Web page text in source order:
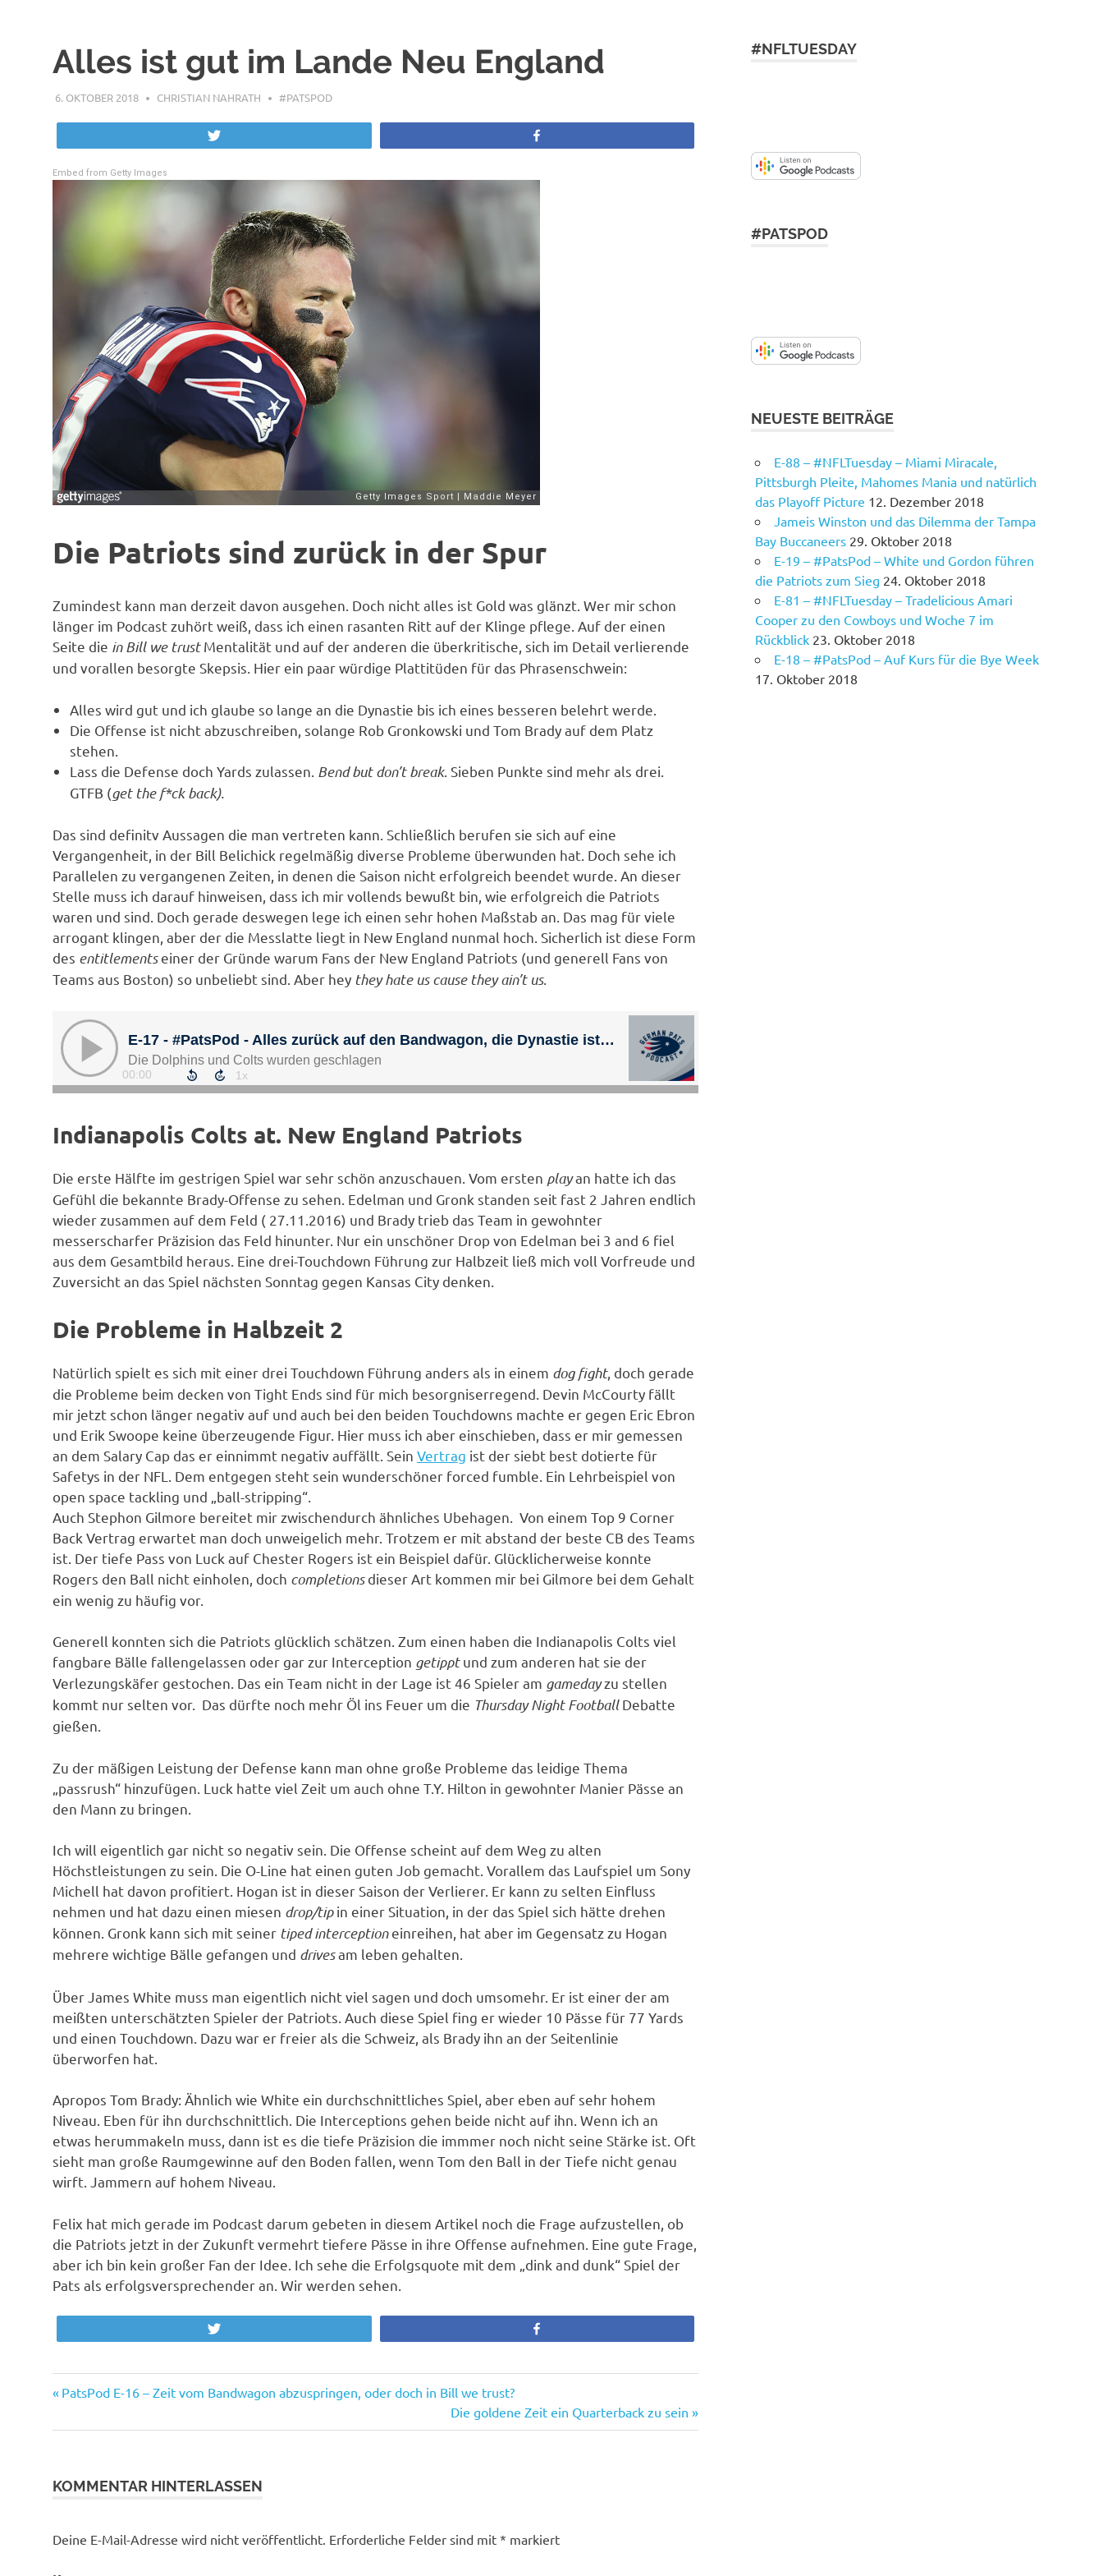
Alles ist gut im Lande Neu England
6. OKTOBER 2018 CHRISTIAN NAHRATH #PATSPOD
Embed from Getty Images
Die Patriots sind zurück in der Spur
Zumindest kann man derzeit davon ausgehen. Doch nicht alles ist Gold was glänzt. Wer mir schon
länger im Podcast zuhört weiß, dass ich einen rasanten Ritt auf der Klinge pflege. Auf der einen
Seite die in Bill we trustMentalität und auf der anderen die überkritische, sich im Detail verlierende
und vorallen besorgte Skepsis. Hier ein paar würdige Plattitüden für das Phrasenschwein:
Alles wird gut und ich glaube so lange an die Dynastie bis ich eines besseren belehrt werde.
Die Offense ist nicht abzuschreiben, solange Rob Gronkowski und Tom Brady auf dem Platz
stehen.
Lass die Defense doch Yards zulassen. Bend but don’t break. Sieben Punkte sind mehr als drei.
GTFB (get the f*ck back).
Das sind definitv Aussagen die man vertreten kann. Schließlich berufen sie sich auf eine
Vergangenheit, in der Bill Belichick regelmäßig diverse Probleme überwunden hat. Doch sehe ich
Parallelen zu vergangenen Zeiten, in denen die Saison nicht erfolgreich beendet wurde. An dieser
Stelle muss ich darauf hinweisen, dass ich mir vollends bewußt bin, wie erfolgreich die Patriots
waren und sind. Doch gerade deswegen lege ich einen sehr hohen Maßstab an. Das mag für viele
arrogant klingen, aber der die Messlatte liegt in New England nunmal hoch. Sicherlich ist diese Form
des entitlementseiner der Gründe warum Fans der New England Patriots (und generell Fans von
Teams aus Boston) so unbeliebt sind. Aber hey they hate us cause they ain’t us.
Indianapolis Colts at. New England Patriots
Die erste Hälfte im gestrigen Spiel war sehr schön anzuschauen. Vom ersten playan hatte ich das
Gefühl die bekannte Brady-Offense zu sehen. Edelman und Gronk standen seit fast 2 Jahren endlich
wieder zusammen auf dem Feld ( 27.11.2016) und Brady trieb das Team in gewohnter
messerscharfer Präzision das Feld hinunter. Nur ein unschöner Drop von Edelman bei 3 and 6 fiel
aus dem Gesamtbild heraus. Eine drei-Touchdown Führung zur Halbzeit ließ mich voll Vorfreude und
Zuversicht an das Spiel nächsten Sonntag gegen Kansas City denken.
Die Probleme in Halbzeit 2
Natürlich spielt es sich mit einer drei Touchdown Führung anders als in einem dog fight, doch gerade
die Probleme beim decken von Tight Ends sind für mich besorgniserregend. Devin McCourty fällt
mir jetzt schon länger negativ auf und auch bei den beiden Touchdowns machte er gegen Eric Ebron
und Erik Swoope keine überzeugende Figur. Hier muss ich aber einschieben, dass er mir gemessen
an dem Salary Cap das er einnimmt negativ auffällt. Sein Vertrag ist der siebt best dotierte für
Safetys in der NFL. Dem entgegen steht sein wunderschöner forced fumble. Ein Lehrbeispiel von
open space tackling und „ball-stripping“.
Auch Stephon Gilmore bereitet mir zwischendurch ähnliches Ubehagen. Von einem Top 9 Corner
Back Vertrag erwartet man doch unweigelich mehr. Trotzem er mit abstand der beste CB des Teams
ist. Der tiefe Pass von Luck auf Chester Rogers ist ein Beispiel dafür. Glücklicherweise konnte
Rogers den Ball nicht einholen, doch completionsdieser Art kommen mir bei Gilmore bei dem Gehalt
ein wenig zu häufig vor.
Generell konnten sich die Patriots glücklich schätzen. Zum einen haben die Indianapolis Colts viel
fangbare Bälle fallengelassen oder gar zur Interception getipptund zum anderen hat sie der
Verlezungskäfer gestochen. Das ein Team nicht in der Lage ist 46 Spieler am gamedayzu stellen
kommt nur selten vor. Das dürfte noch mehr Öl ins Feuer um die Thursday Night FootballDebatte
gießen.
Zu der mäßigen Leistung der Defense kann man ohne große Probleme das leidige Thema
„passrush“ hinzufügen. Luck hatte viel Zeit um auch ohne T.Y. Hilton in gewohnter Manier Pässe an
den Mann zu bringen.
Ich will eigentlich gar nicht so negativ sein. Die Offense scheint auf dem Weg zu alten
Höchstleistungen zu sein. Die O-Line hat einen guten Job gemacht. Vorallem das Laufspiel um Sony
Michell hat davon profitiert. Hogan ist in dieser Saison der Verlierer. Er kann zu selten Einfluss
nehmen und hat dazu einen miesen drop/tipin einer Situation, in der das Spiel sich hätte drehen
können. Gronk kann sich mit seiner tiped interceptioneinreihen, hat aber im Gegensatz zu Hogan
mehrere wichtige Bälle gefangen und drivesam leben gehalten.
Über James White muss man eigentlich nicht viel sagen und doch umsomehr. Er ist einer der am
meißten unterschätzten Spieler der Patriots. Auch diese Spiel fing er wieder 10 Pässe für 77 Yards
und einen Touchdown. Dazu war er freier als die Schweiz, als Brady ihn an der Seitenlinie
überworfen hat.
Apropos Tom Brady: Ähnlich wie White ein durchschnittliches Spiel, aber eben auf sehr hohem
Niveau. Eben für ihn durchschnittlich. Die Interceptions gehen beide nicht auf ihn. Wenn ich an
etwas herummakeln muss, dann ist es die tiefe Präzision die immmer noch nicht seine Stärke ist. Oft
sieht man große Raumgewinne auf den Boden fallen, wenn Tom den Ball in der Tiefe nicht genau
wirft. Jammern auf hohem Niveau.
Felix hat mich gerade im Podcast darum gebeten in diesem Artikel noch die Frage aufzustellen, ob
die Patriots jetzt in der Zukunft vermehrt tiefere Pässe in ihre Offense aufnehmen. Eine gute Frage,
aber ich bin kein großer Fan der Idee. Ich sehe die Erfolgsquote mit dem „dink and dunk“ Spiel der
Pats als erfolgsversprechender an. Wir werden sehen.
Belichick
NFL
Podcast
Beitrags-
Navigation
Vorheriger
PatsPod E-16 – Zeit vom Bandwagon abzuspringen, oder doch in Bill we trust?
Nächster
Beitrag:
Die goldene Zeit ein Quarterback zu sein
KOMMENTAR HINTERLASSEN
Deine E-Mail-Adresse wird nicht veröffentlicht. Erforderliche Felder sind mit * markiert
#NFLTUESDAY
#PATSPOD
NEUESTE BEITRÄGE
E-88 – #NFLTuesday – Miami Miracale,
Pittsburgh Pleite, Mahomes Mania und natürlich
das Playoff Picture 12. Dezember 2018
Jameis Winston und das Dilemma der Tampa
Bay Buccaneers 29. Oktober 2018
E-19 – #PatsPod – White und Gordon führen
die Patriots zum Sieg 24. Oktober 2018
E-81 – #NFLTuesday – Tradelicious Amari
Cooper zu den Cowboys und Woche 7 im
Rückblick 23. Oktober 2018
E-18 – #PatsPod – Auf Kurs für die Bye Week
17. Oktober 2018